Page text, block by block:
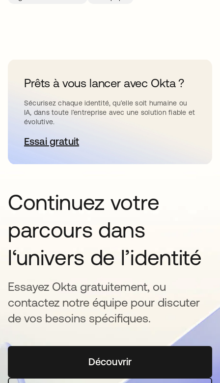
Prêts à vous lancer avec Okta ?
Sécurisez chaque identité, qu’elle soit humaine ou
IA, dans toute l’entreprise avec une solution fiable et
évolutive.
Essai gratuits’ouvre dans un nouvel onglet
Continuez votre
parcours dans
l‘univers de l’identité
Essayez Okta gratuitement, ou
contactez notre équipe pour discuter
de vos besoins spécifiques.
Découvrirs’ouvre dans un nouvel